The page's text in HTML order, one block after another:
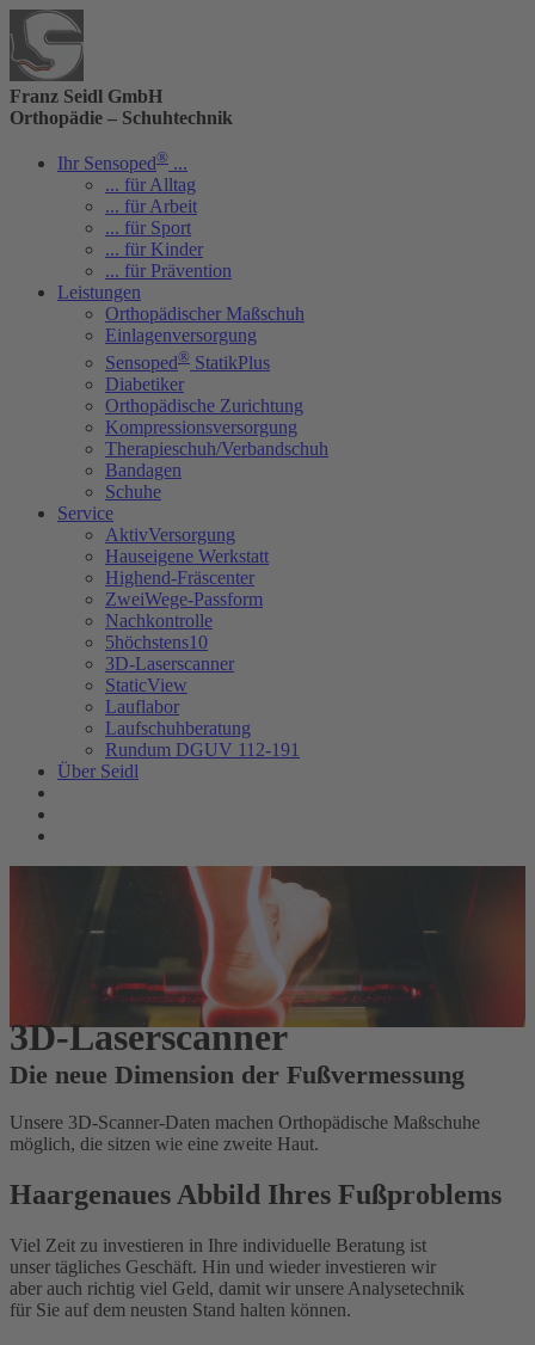
Franz Seidl GmbH
Orthopädie – Schuhtechnik
Ihr Sensoped® ...
... für Alltag
... für Arbeit
... für Sport
... für Kinder
... für Prävention
Leistungen
Orthopädischer Maßschuh
Einlagenversorgung
Sensoped® StatikPlus
Diabetiker
Orthopädische Zurichtung
Kompressionsversorgung
Therapieschuh/Verbandschuh
Bandagen
Schuhe
Service
AktivVersorgung
Hauseigene Werkstatt
Highend-Fräscenter
ZweiWege-Passform
Nachkontrolle
5höchstens10
3D-Laserscanner
StaticView
Lauflabor
Laufschuhberatung
Rundum DGUV 112-191
Über Seidl
3D-Laserscanner
Die neue Dimension der Fußvermessung
Unsere 3D-Scanner-Daten machen Orthopädische Maßschuhe
möglich, die sitzen wie eine zweite Haut.
Haargenaues Abbild Ihres Fußproblems
Viel Zeit zu investieren in Ihre individuelle Beratung ist
unser tägliches Geschäft. Hin und wieder investieren wir
aber auch richtig viel Geld, damit wir unsere Analysetechnik
für Sie auf dem neusten Stand halten können.